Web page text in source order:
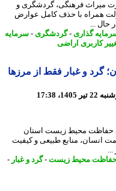
فرهنگی، گردشگری و
با حذف کامل عوارض
...
گذاری- گردشگری- سرمایه
اراضی
و غبار فقط از مرزها
محیط زیست استان
منابع طبیعی و کیفیت
محیط زیست-گرد و غبار -